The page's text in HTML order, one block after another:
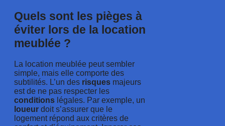
Quels sont les pièges à
éviter lors de la location
meublée ?
La location meublée peut sembler
simple, mais elle comporte des
subtilités. L’un des risques majeurs
est de ne pas respecter les
conditions légales. Par exemple, un
loueur doit s’assurer que le
logement répond aux critères de